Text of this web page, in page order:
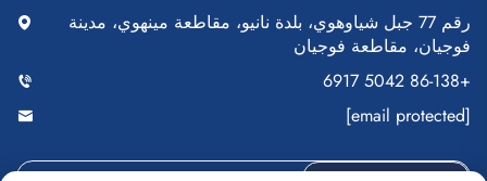
رقم 77 جبل شياوهوي، بلدة نانيو، مقاطعة مينهوي، مدينة
فوجيان، مقاطعة فوجيان
+86-138 5042 6917
[email protected]